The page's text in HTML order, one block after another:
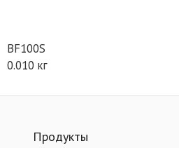
BF100S
0.010 кг
Продукты